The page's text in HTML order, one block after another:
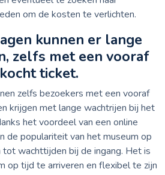
om de kosten te verlichten.
kunnen er lange
zelfs met een vooraf
ticket.
zelfs bezoekers met een vooraf
krijgen met lange wachtrijen bij het
het voordeel van een online
de populariteit van het museum op
wachttijden bij de ingang. Het is
op tijd te arriveren en flexibel te zijn